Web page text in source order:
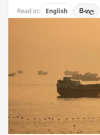
Read in: English සිංහල